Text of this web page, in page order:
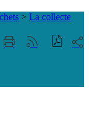
> La collecte
ImprimerGénérer
sur